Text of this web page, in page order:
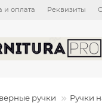
и оплата Реквизиты
ручки Ручки